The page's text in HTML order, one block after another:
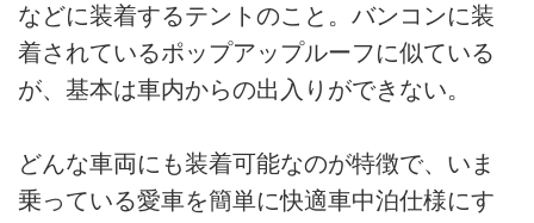
などに装着するテントのこと。バンコンに装
着されているポップアップルーフに似ている
が、基本は車内からの出入りができない。
どんな車両にも装着可能なのが特徴で、いま
乗っている愛車を簡単に快適車中泊仕様にす